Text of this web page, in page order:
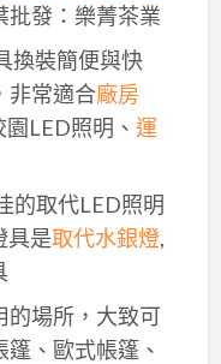
批發：樂菁茶業
換裝簡便與快
非常適合廠房
園LED照明、 運
的取代LED照明
具是取代水銀燈,
的場所，大致可
、歐式帳篷、